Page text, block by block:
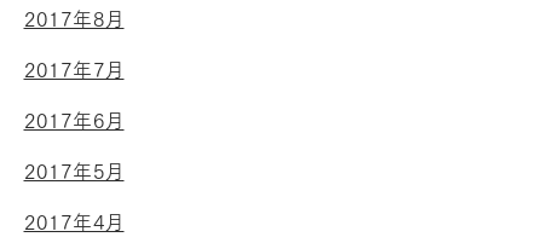
2017年8月
2017年7月
2017年6月
2017年5月
2017年4月